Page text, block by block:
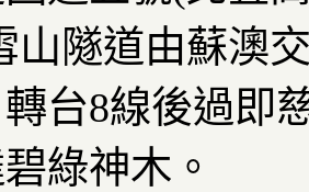
山隧道由蘇澳
台8線後過即
綠神木。